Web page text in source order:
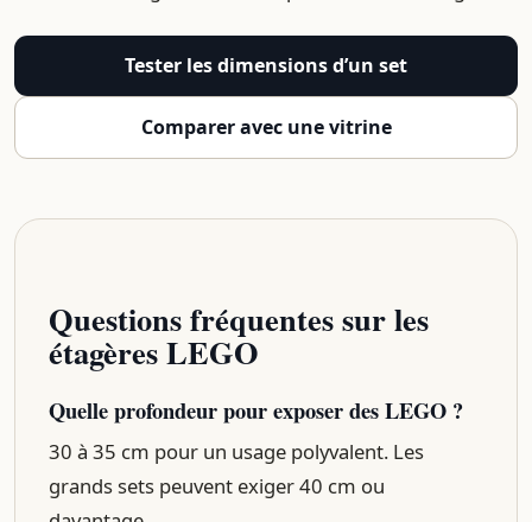
Tester les dimensions d’un set
Comparer avec une vitrine
Questions fréquentes sur les
étagères LEGO
Quelle profondeur pour exposer des LEGO ?
30 à 35 cm pour un usage polyvalent. Les
grands sets peuvent exiger 40 cm ou